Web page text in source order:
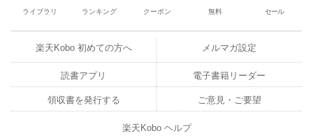
ライブラリ ランキング クーポン 無料 セール
楽天Kobo 初めての方へ メルマガ設定
読書アプリ 電子書籍リーダー
領収書を発行する ご意見・ご要望
楽天Kobo ヘルプ